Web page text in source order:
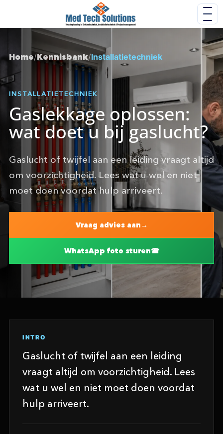
Home/Kennisbank/Installatietechniek
INSTALLATIETECHNIEK
Gaslekkage oplossen:
wat doet u bij gaslucht?
Gaslucht of twijfel aan een leiding vraagt altijd
om voorzichtigheid. Lees wat u wel en niet
moet doen voordat hulp arriveert.
Vraag advies aan
WhatsApp foto sturen
INTRO
Gaslucht of twijfel aan een leiding
vraagt altijd om voorzichtigheid. Lees
wat u wel en niet moet doen voordat
hulp arriveert.